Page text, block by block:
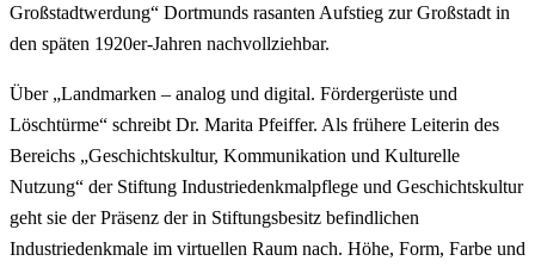
Großstadtwerdung“ Dortmunds rasanten Aufstieg zur Großstadt in
den späten 1920er-Jahren nachvollziehbar.
Über „Landmarken – analog und digital. Fördergerüste und
Löschtürme“ schreibt Dr. Marita Pfeiffer. Als frühere Leiterin des
Bereichs „Geschichtskultur, Kommunikation und Kulturelle
Nutzung“ der Stiftung Industriedenkmalpflege und Geschichtskultur
geht sie der Präsenz der in Stiftungsbesitz befindlichen
Industriedenkmale im virtuellen Raum nach. Höhe, Form, Farbe und